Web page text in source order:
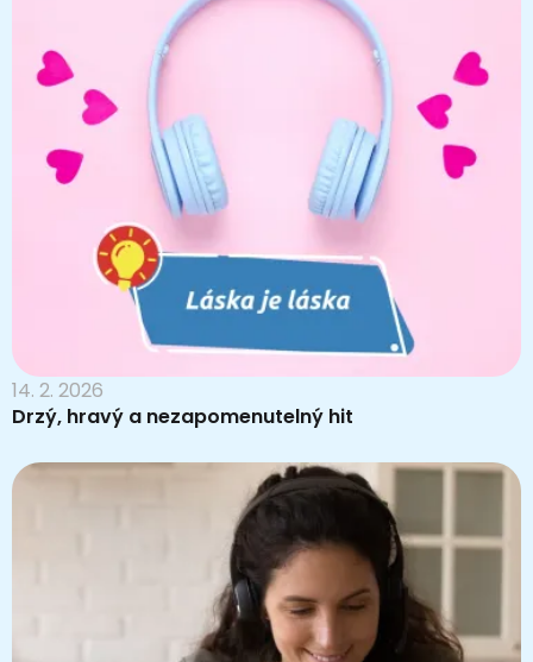
14. 2. 2026
Drzý, hravý a nezapomenutelný hit